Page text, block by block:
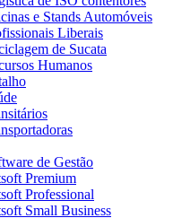
e Stands Automóveis
Liberais
de Sucata
Humanos
de Gestão
Premium
Professional
Small Business